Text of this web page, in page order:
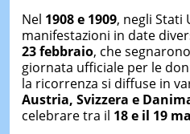
Nel 1908 e 1909, negli Stati
manifestazioni in date
23 febbraio, che
giornata ufficiale per le
la ricorrenza si diffuse in
Austria, Svizzera e
celebrare tra il 18 e il 19